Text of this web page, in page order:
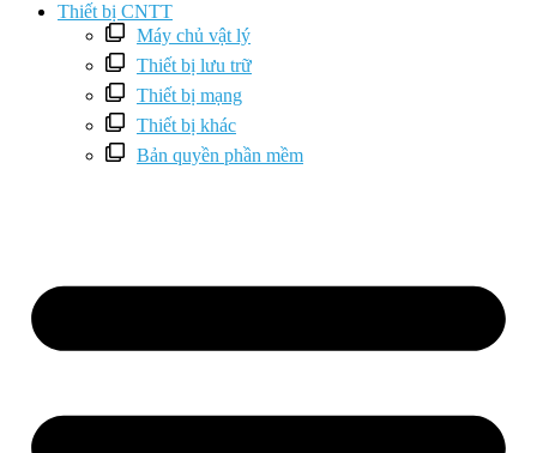
Thiết bị CNTT
Máy chủ vật lý
Thiết bị lưu trữ
Thiết bị mạng
Thiết bị khác
Bản quyền phần mềm